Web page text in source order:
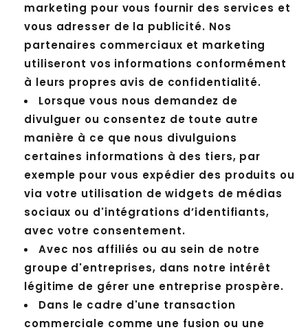
marketing pour vous fournir des services et
vous adresser de la publicité. Nos
partenaires commerciaux et marketing
utiliseront vos informations conformément
à leurs propres avis de confidentialité.
Lorsque vous nous demandez de
divulguer ou consentez de toute autre
manière à ce que nous divulguions
certaines informations à des tiers, par
exemple pour vous expédier des produits ou
via votre utilisation de widgets de médias
sociaux ou d'intégrations d’identifiants,
avec votre consentement.
Avec nos affiliés ou au sein de notre
groupe d'entreprises, dans notre intérêt
légitime de gérer une entreprise prospère.
Dans le cadre d'une transaction
commerciale comme une fusion ou une